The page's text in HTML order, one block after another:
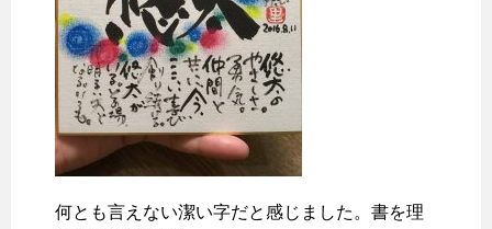
何とも言えない潔い字だと感じました。書を理